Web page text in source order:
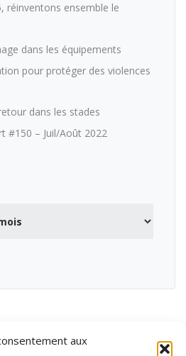
aux
réinventons ensemble le
dans les équipements
pour protéger des violences
dans les stades
#150 – Juil/Août 2022